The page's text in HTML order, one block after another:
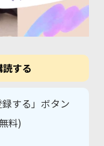
する
する」ボタン
料)